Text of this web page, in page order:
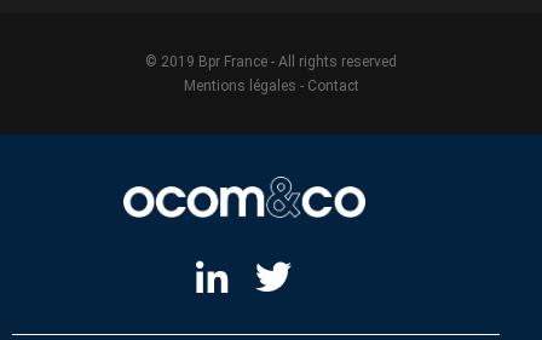
© 2019 Bpr France - All rights reserved
Mentions légales - Contact